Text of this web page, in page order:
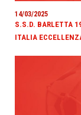
14/03/2025
S.S.D. BARLETTA
ITALIA